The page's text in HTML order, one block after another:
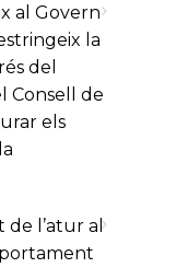
al Govern
la
del
Consell de
els
l’atur al